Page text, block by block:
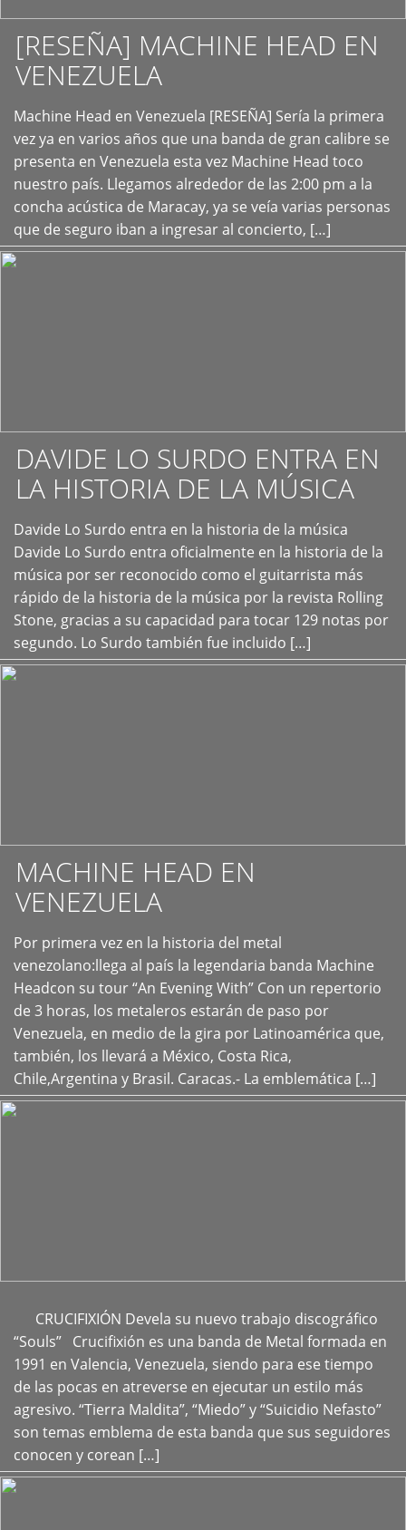
[RESEÑA] MACHINE HEAD EN
VENEZUELA
Machine Head en Venezuela [RESEÑA] Sería la primera
vez ya en varios años que una banda de gran calibre se
presenta en Venezuela esta vez Machine Head toco
nuestro país. Llegamos alrededor de las 2:00 pm a la
concha acústica de Maracay, ya se veía varias personas
que de seguro iban a ingresar al concierto, […]
+
DAVIDE LO SURDO ENTRA EN
LA HISTORIA DE LA MÚSICA
Davide Lo Surdo entra en la historia de la música
Davide Lo Surdo entra oficialmente en la historia de la
música por ser reconocido como el guitarrista más
rápido de la historia de la música por la revista Rolling
Stone, gracias a su capacidad para tocar 129 notas por
segundo. Lo Surdo también fue incluido […]
+
MACHINE HEAD EN
VENEZUELA
Por primera vez en la historia del metal
venezolano:llega al país la legendaria banda Machine
Headcon su tour “An Evening With” Con un repertorio
de 3 horas, los metaleros estarán de paso por
Venezuela, en medio de la gira por Latinoamérica que,
también, los llevará a México, Costa Rica,
Chile,Argentina y Brasil. Caracas.- La emblemática […]
+
CRUCIFIXIÓN Devela su nuevo trabajo discográfico
“Souls” Crucifixión es una banda de Metal formada en
1991 en Valencia, Venezuela, siendo para ese tiempo
de las pocas en atreverse en ejecutar un estilo más
agresivo. “Tierra Maldita”, “Miedo” y “Suicidio Nefasto”
son temas emblema de esta banda que sus seguidores
conocen y corean […]
+